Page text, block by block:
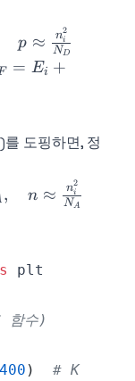
p ≈ ND
ni
2
= E_i +
= Ei +
도핑하면, 정
, n ≈ N A
ni
2
함수)
400 )
# K